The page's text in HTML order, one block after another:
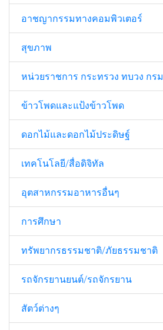
อาชญากรรมทางคอมพิวเตอร์
สุขภาพ
หน่วยราชการ กระทรวง ทบวง กรม
ข้าวโพดและแป้งข้าวโพด
ดอกไม้และดอกไม้ประดิษฐ์
เทคโนโลยี/สื่อดิจิทัล
อุตสาหกรรมอาหารอื่นๆ
การศึกษา
ทรัพยากรธรรมชาติ/ภัยธรรมชาติ
รถจักรยานยนต์/รถจักรยาน
สัตว์ต่างๆ